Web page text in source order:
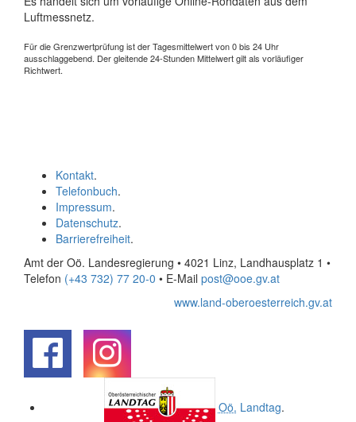
Luftmessnetz.
Für die Grenzwertprüfung ist der Tagesmittelwert von 0 bis 24 Uhr
ausschlaggebend. Der gleitende 24-Stunden Mittelwert gilt als vorläufiger
Richtwert.
Kontakt.
Telefonbuch.
Impressum.
Datenschutz.
Barrierefreiheit.
Amt der Oö. Landesregierung • 4021 Linz, Landhausplatz 1 •
Telefon (+43 732) 77 20-0 • E-Mail post@ooe.gv.at
www.land-oberoesterreich.gv.at
Oö. Landtag.